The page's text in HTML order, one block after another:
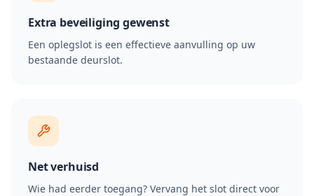
Extra beveiliging gewenst
Een oplegslot is een effectieve aanvulling op uw
bestaande deurslot.
Net verhuisd
Wie had eerder toegang? Vervang het slot direct voor